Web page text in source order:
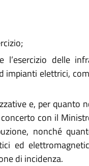
delle
elettrici,
e, per quanto
con il
nonché
ed
di incidenza.